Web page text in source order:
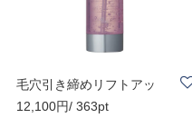
毛穴引き締めリフトアッ
プ！REVI 陶肌ジ..
12,100円/ 363pt